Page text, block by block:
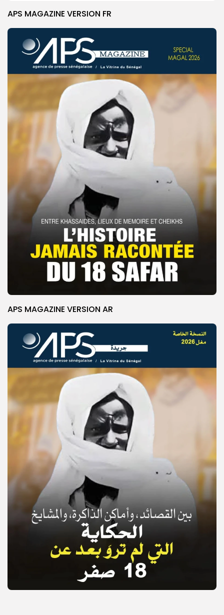
© Copyright 2025, APS
APS MAGAZINE VERSION FR
APS MAGAZINE VERSION AR